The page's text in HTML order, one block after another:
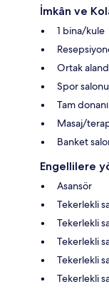
İmkân ve
1 bina/kule
Ortak
Spor salonu
Tam
Masaj/
Banket
Engellilere
Asansör
Tekerlekli
Tekerlekli
Tekerlekli
Tekerlekli
Tekerlekli